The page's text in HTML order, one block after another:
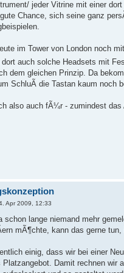
jeder Vitrine mit einer
Chance, sich seine ganz
im Tower von London noch
auch solche Headsets mit
dem gleichen Prinzip. Da
SchluÃ die Tastan kaum noch
also auch fÃ¼r - zumindest
Apr 2009, 12:33
schon lange niemand mehr
mÃ¶chte, kann das gerne tun,
einig, dass wir bei einer
Platzangebot. Damit rechnen wir